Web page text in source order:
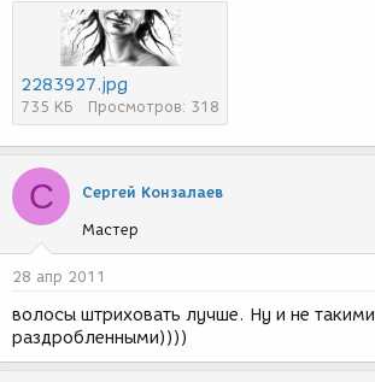
2283927.jpg
735 КБ Просмотров: 318
С Сергей Конзалаев
Мастер
28 апр 2011
волосы штриховать лучше. Ну и не такими
раздробленными))))